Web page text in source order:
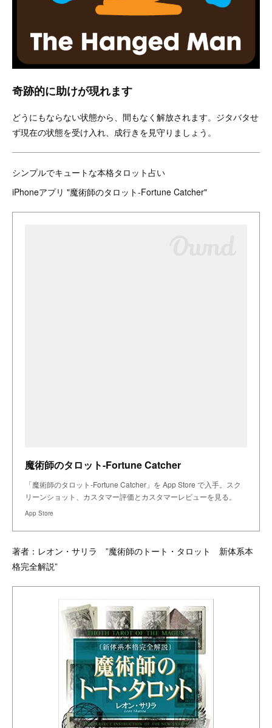
奇跡的に助けが現れます
どうにもならない状態から、間もなく解放されます。ジタバタせ
ず現在の状態を受け入れ、成行きを見守りましょう。
シンプルでキュートな本格タロット占い
iPhoneアプリ "魔術師のタロット-Fortune Catcher"
魔術師のタロット-Fortune Catcher
「魔術師のタロット-Fortune Catcher」を App Store で入手。スク
リーンショット、カスタマー評価とカスタマーレビューを見る。
App Store
著者：レオン・サリラ ”魔術師のトート・タロット 新体系本
格完全解説”